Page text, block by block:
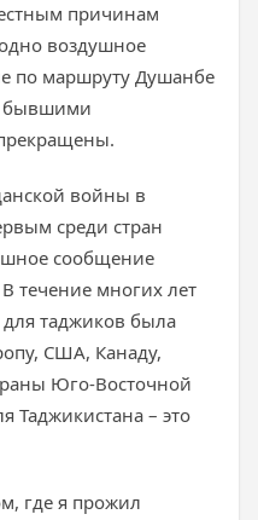
причинам
воздушное
по маршруту Душанбе
бывшими
войны в
среди стран
сообщение
течение многих лет
для таджиков была
США, Канаду,
Юго-Восточной
Таджикистана – это
где я прожил